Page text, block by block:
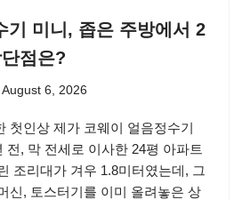
기 미니, 좁은 주방에서 2
점은?
August 6, 2026
첫인상 제가 코웨이 얼음정수기
전, 막 전세로 이사한 24평 아파트
조리대가 겨우 1.8미터였는데, 그
신, 토스터기를 이미 올려놓은 상